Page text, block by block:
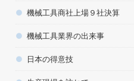
機械工具商社上場９社決算
機械工具業界の出来事
日本の得意技